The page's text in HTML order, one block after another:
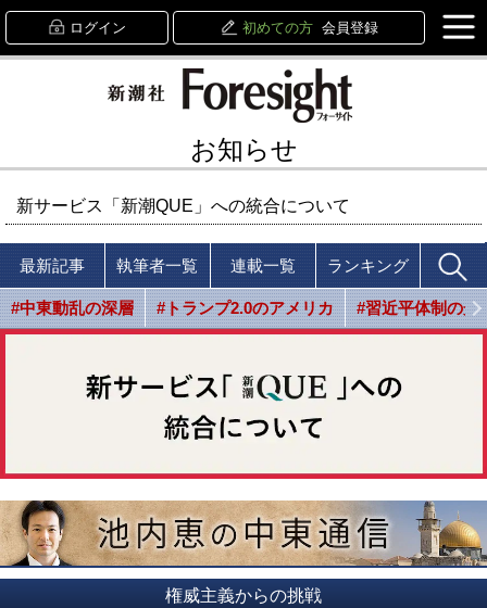
ログイン 初めての方 会員登録
お知らせ
新サービス「新潮QUE」への統合について
最新記事 執筆者一覧 連載一覧 ランキング
#中東動乱の深層 #トランプ2.0のアメリカ #習近平体制の光
権威主義からの挑戦